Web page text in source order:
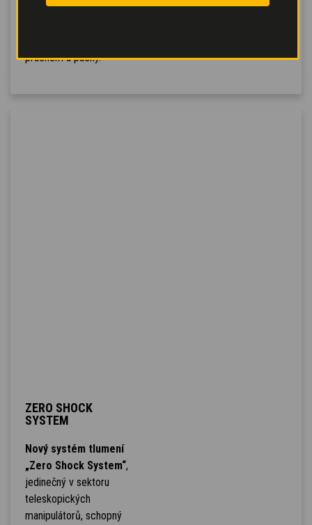
ovládání bočního okna,
prachem a pachy.
ZERO SHOCK
SYSTEM
Nový systém tlumení
„Zero Shock System“,
jedinečný v sektoru
teleskopických
manipulátorů, schopný